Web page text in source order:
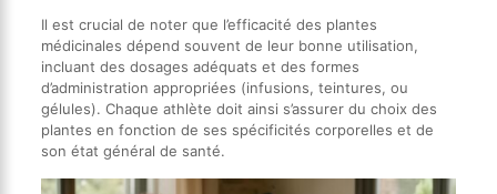
Il est crucial de noter que l’efficacité des plantes
médicinales dépend souvent de leur bonne utilisation,
incluant des dosages adéquats et des formes
d’administration appropriées (infusions, teintures, ou
gélules). Chaque athlète doit ainsi s’assurer du choix des
plantes en fonction de ses spécificités corporelles et de
son état général de santé.